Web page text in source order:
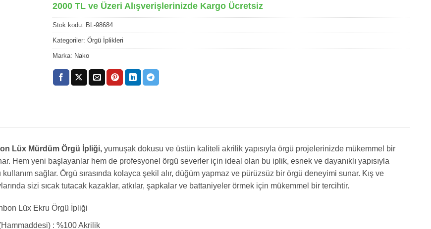
2000 TL ve Üzeri Alışverişlerinizde Kargo Ücretsiz
Stok kodu: BL-98684
Kategoriler: Örgü İplikleri
Marka: Nako
Lüx Mürdüm Örgü İpliği, yumuşak dokusu ve üstün kaliteli akrilik yapısıyla örgü projelerinizde mükemmel bir
Hem yeni başlayanlar hem de profesyonel örgü severler için ideal olan bu iplik, esnek ve dayanıklı yapısıyla
sağlar. Örgü sırasında kolayca şekil alır, düğüm yapmaz ve pürüzsüz bir örgü deneyimi sunar. Kış ve
sizi sıcak tutacak kazaklar, atkılar, şapkalar ve battaniyeler örmek için mükemmel bir tercihtir.
Lüx Ekru Örgü İpliği
(Hammaddesi) : %100 Akrilik